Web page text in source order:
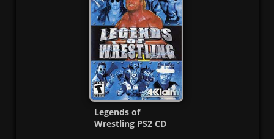
Legends of
Wrestling PS2 CD